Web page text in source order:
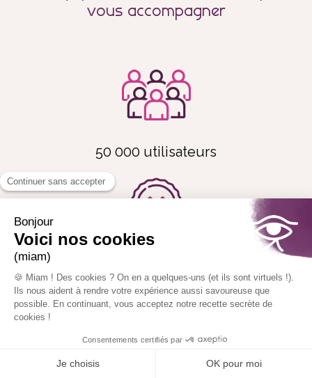
vous accompagner
50 000 utilisateurs